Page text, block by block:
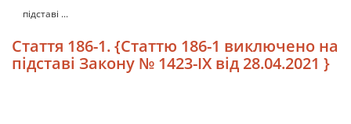
підставі ...
Стаття 186-1. {Статтю 186-1 виключено на
підставі Закону № 1423-IX від 28.04.2021 }